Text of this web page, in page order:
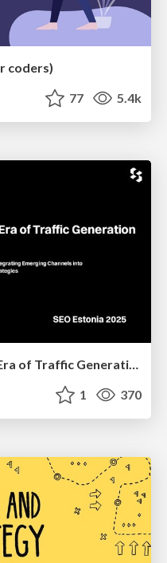
coders)
77 5.4k
Redefining SEO in the New Era of Traffic Generation
1 370